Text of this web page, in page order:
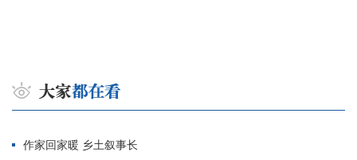
作家回家暖 乡土叙事长